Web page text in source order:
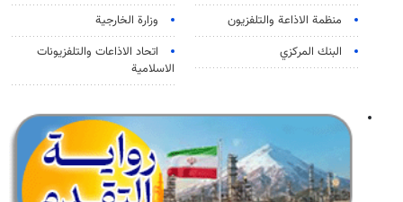
منظمة الاذاعة والتلفزیون
وزارة الخارجية
البنك المركزي
اتحاد الاذاعات والتلفزيونات
الاسلامية